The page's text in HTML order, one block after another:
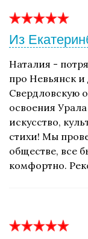
Из
Наталия -
про Невьянск
Свердловскую
освоения
искусство,
стихи! Мы
обществе, все
комфортно.